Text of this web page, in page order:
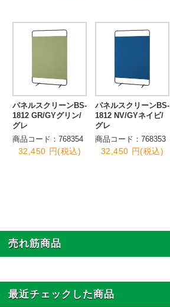
パネルスクリーンBS-
1812 GR/GYグリン/
グレ
商品コード：768354
32,450 円(税込)
パネルスクリーンBS-
1812 NV/GYネイビ/
グレ
商品コード：768353
32,450 円(税込)
売れ筋商品
最近チェックした商品